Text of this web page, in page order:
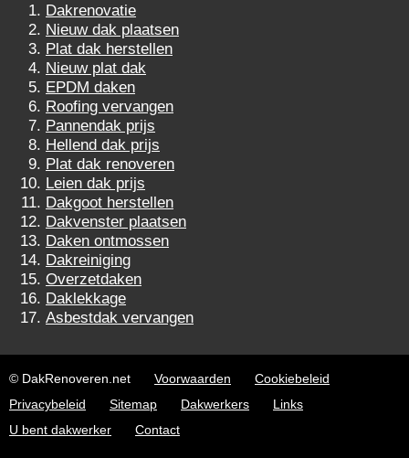
Dakrenovatie
Nieuw dak plaatsen
Plat dak herstellen
Nieuw plat dak
EPDM daken
Roofing vervangen
Pannendak prijs
Hellend dak prijs
Plat dak renoveren
Leien dak prijs
Dakgoot herstellen
Dakvenster plaatsen
Daken ontmossen
Dakreiniging
Overzetdaken
Daklekkage
Asbestdak vervangen
© DakRenoveren.net Voorwaarden
Cookiebeleid
Privacybeleid
Sitemap Dakwerkers
Links
U bent dakwerker
Contact